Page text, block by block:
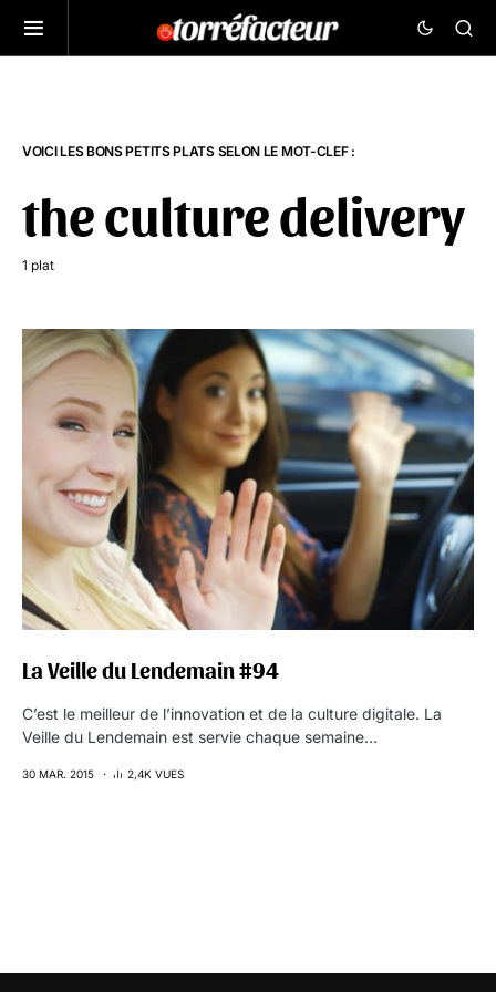
VOICI LES BONS PETITS PLATS SELON LE MOT-CLEF :
the culture delivery
1 plat
La Veille du Lendemain #94
C’est le meilleur de l’innovation et de la culture digitale. La
Veille du Lendemain est servie chaque semaine…
30 MAR. 2015 2,4K VUES